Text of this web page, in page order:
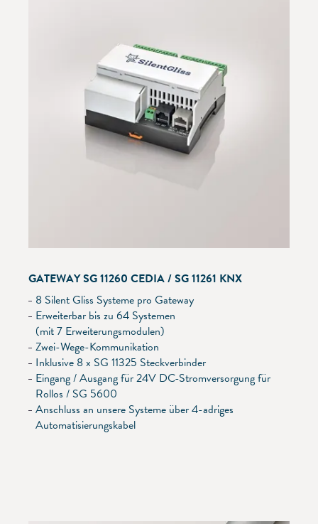
GATEWAY SG 11260 CEDIA / SG 11261 KNX
8 Silent Gliss Systeme pro Gateway
Erweiterbar bis zu 64 Systemen
(mit 7 Erweiterungsmodulen)
Zwei-Wege-Kommunikation
Inklusive 8 x SG 11325 Steckverbinder
Eingang / Ausgang für 24V DC-Stromversorgung für
Rollos / SG 5600
Anschluss an unsere Systeme über 4-adriges
Automatisierungskabel